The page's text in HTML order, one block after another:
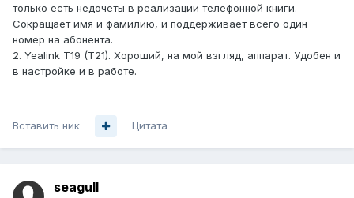
только есть недочеты в реализации телефонной книги.
Сокращает имя и фамилию, и поддерживает всего один
номер на абонента.
2. Yealink T19 (T21). Хороший, на мой взгляд, аппарат. Удобен и
в настройке и в работе.
Вставить ник Цитата
seagull